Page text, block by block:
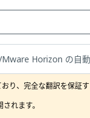
Horizon の自
り、完全な翻訳を保証す
れます。